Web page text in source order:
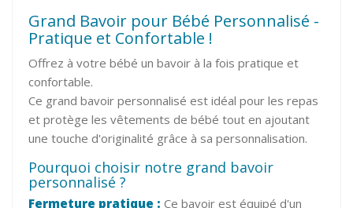
Grand Bavoir pour Bébé Personnalisé -
Pratique et Confortable !
Offrez à votre bébé un bavoir à la fois pratique et
confortable.
Ce grand bavoir personnalisé est idéal pour les repas
et protège les vêtements de bébé tout en ajoutant
une touche d'originalité grâce à sa personnalisation.
Pourquoi choisir notre grand bavoir
personnalisé ?
Fermeture pratique : Ce bavoir est équipé d'un